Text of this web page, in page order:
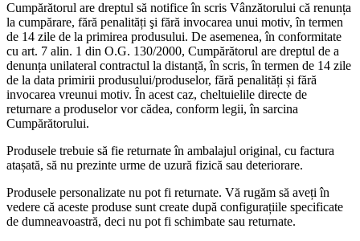
Cumpărătorul are dreptul să notifice în scris Vânzătorului că renunța
la cumpărare, fără penalități şi fără invocarea unui motiv, în termen
de 14 zile de la primirea produsului. De asemenea, în conformitate
cu art. 7 alin. 1 din O.G. 130/2000, Cumpărătorul are dreptul de a
denunța unilateral contractul la distanță, în scris, în termen de 14 zile
de la data primirii produsului/produselor, fără penalități și fără
invocarea vreunui motiv. În acest caz, cheltuielile directe de
returnare a produselor vor cădea, conform legii, în sarcina
Cumpărătorului.
Produsele trebuie să fie returnate în ambalajul original, cu factura
atașată, să nu prezinte urme de uzură fizică sau deteriorare.
Produsele personalizate nu pot fi returnate. Vă rugăm să aveți în
vedere că aceste produse sunt create după configurațiile specificate
de dumneavoastră, deci nu pot fi schimbate sau returnate.